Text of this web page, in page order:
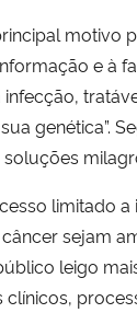
motivo
e à
genética”.
limitado
sejam
leigo
clínicos,